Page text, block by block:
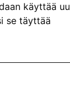
käyttää
se täyttää